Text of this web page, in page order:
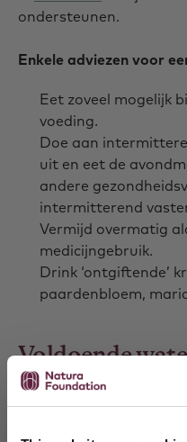
ondersteunen.
Enkele adviezen voor
Eet zoveel mogelijk
voeding.
Doe aan
uit en eet de
andere
intermitterend
Vermijd overmatig
medicijngebruik.
Drink ‘ontgiftende’
paardenbloem,
Voldoende